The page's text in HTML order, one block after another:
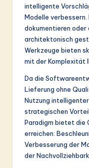
intelligente
Modelle verbessern.
dokumentieren oder
architektonisch
Werkzeuge bieten
mit der Komplexität
Da die
Lieferung ohne
Nutzung
strategischen
Paradigm bietet die
erreichen:
Verbesserung der
der